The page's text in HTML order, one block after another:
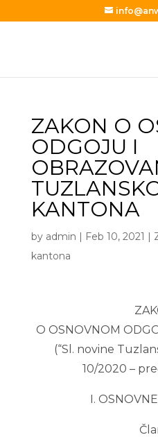
ZAKON O
ODGOJU I
KANTONA
by admin | Feb 10, 2021 |
kantona
O OSNOVNOM
(“Sl. novine
10/2020 –
I.